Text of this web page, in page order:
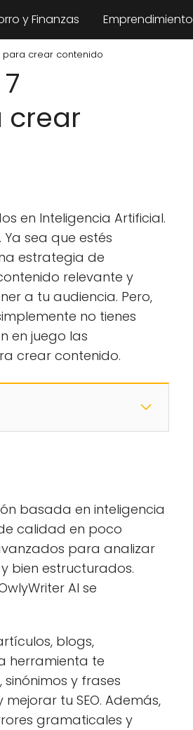
y Finanzas Emprendimiento
para crear contenido
crear
en Inteligencia Artificial.
sea que estés
estrategia de
relevante y
a tu audiencia. Pero,
no tienes
en juego las
crear contenido.
basada en inteligencia
calidad en poco
para analizar
bien estructurados.
AI se
blogs,
herramienta te
y frases
tu SEO. Además,
gramaticales y